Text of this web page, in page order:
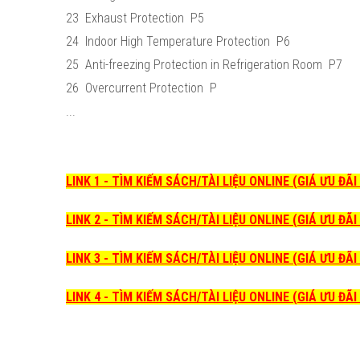
23 Exhaust Protection P5
24 Indoor High Temperature Protection P6
25 Anti-freezing Protection in Refrigeration Room P7
26 Overcurrent Protection P
...
LINK 1 - TÌM KIẾM SÁCH/TÀI LIỆU ONLINE (GIÁ ƯU
LINK 2 - TÌM KIẾM SÁCH/TÀI LIỆU ONLINE (GIÁ ƯU
LINK 3 - TÌM KIẾM SÁCH/TÀI LIỆU ONLINE (GIÁ ƯU
LINK 4 - TÌM KIẾM SÁCH/TÀI LIỆU ONLINE (GIÁ ƯU